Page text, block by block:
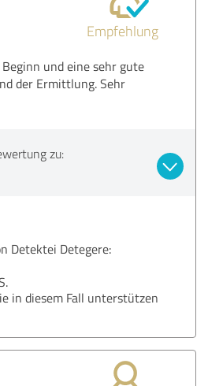
Empfehlung
und eine sehr gute
der Ermittlung. Sehr
zu:
Detektei Detegere:
in diesem Fall unterstützen